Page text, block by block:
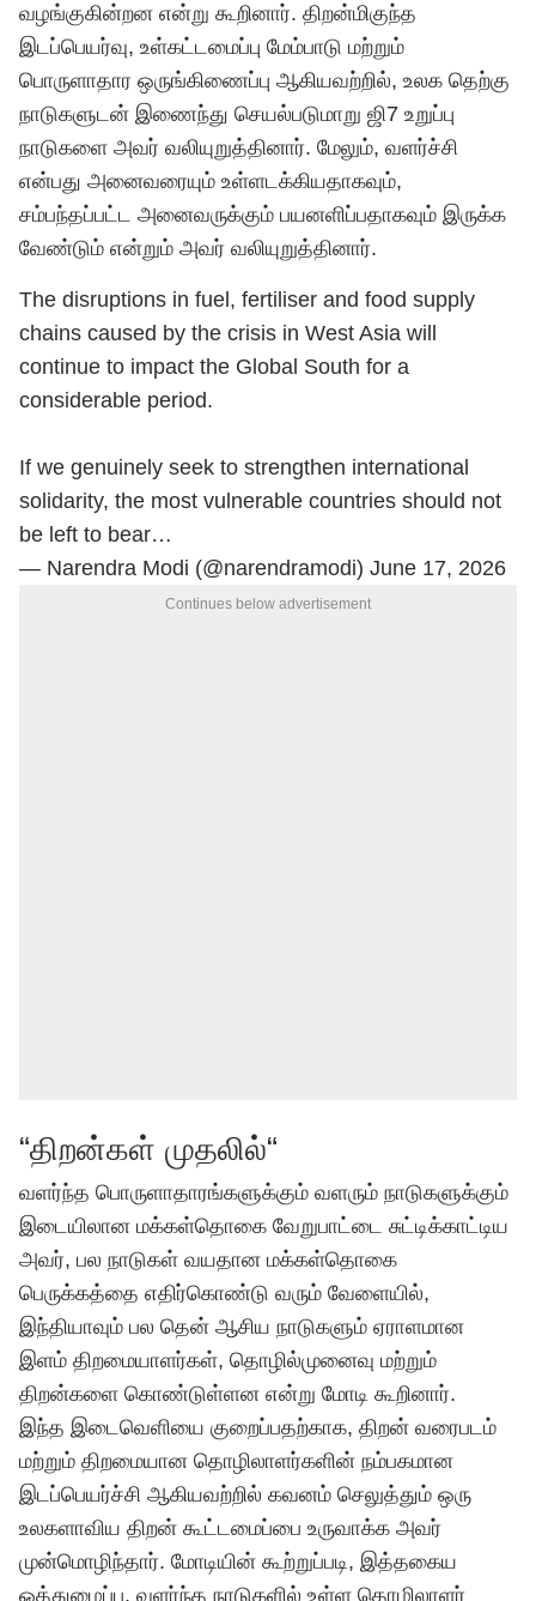
வழங்குகின்றன என்று கூறினார். திறன்மிகுந்த
இடப்பெயர்வு, உள்கட்டமைப்பு மேம்பாடு மற்றும்
பொருளாதார ஒருங்கிணைப்பு ஆகியவற்றில், உலக தெற்கு
நாடுகளுடன் இணைந்து செயல்படுமாறு ஜி7 உறுப்பு
நாடுகளை அவர் வலியுறுத்தினார். மேலும், வளர்ச்சி
என்பது அனைவரையும் உள்ளடக்கியதாகவும்,
சம்பந்தப்பட்ட அனைவருக்கும் பயனளிப்பதாகவும் இருக்க
வேண்டும் என்றும் அவர் வலியுறுத்தினார்.
The disruptions in fuel, fertiliser and food supply
chains caused by the crisis in West Asia will
continue to impact the Global South for a
considerable period.
If we genuinely seek to strengthen international
solidarity, the most vulnerable countries should not
be left to bear…
— Narendra Modi (@narendramodi) June 17, 2026
Continues below advertisement
“திறன்கள் முதலில்“
வளர்ந்த பொருளாதாரங்களுக்கும் வளரும் நாடுகளுக்கும்
இடையிலான மக்கள்தொகை வேறுபாட்டை சுட்டிக்காட்டிய
அவர், பல நாடுகள் வயதான மக்கள்தொகை
பெருக்கத்தை எதிர்கொண்டு வரும் வேளையில்,
இந்தியாவும் பல தென் ஆசிய நாடுகளும் ஏராளமான
இளம் திறமையாளர்கள், தொழில்முனைவு மற்றும்
திறன்களை கொண்டுள்ளன என்று மோடி கூறினார்.
இந்த இடைவெளியை குறைப்பதற்காக, திறன் வரைபடம்
மற்றும் திறமையான தொழிலாளர்களின் நம்பகமான
இடப்பெயர்ச்சி ஆகியவற்றில் கவனம் செலுத்தும் ஒரு
உலகளாவிய திறன் கூட்டமைப்பை உருவாக்க அவர்
முன்மொழிந்தார். மோடியின் கூற்றுப்படி, இத்தகைய
ஒத்துழைப்பு, வளர்ந்த நாடுகளில் உள்ள தொழிலாளர்